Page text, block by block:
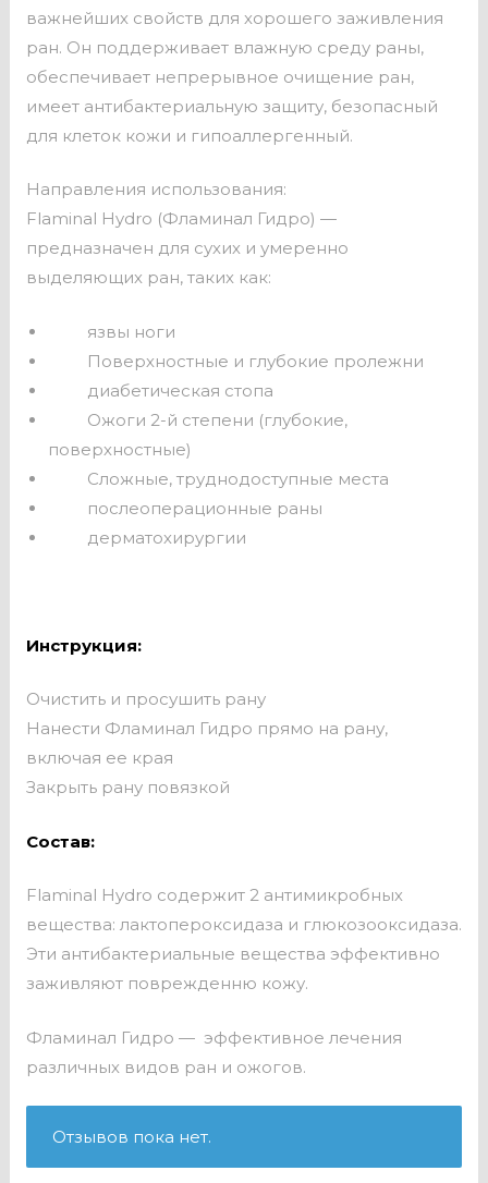
важнейших свойств для хорошего заживления
ран. Он поддерживает влажную среду раны,
обеспечивает непрерывное очищение ран,
имеет антибактериальную защиту, безопасный
для клеток кожи и гипоаллергенный.
Направления использования:
Flaminal Hydro (Фламинал Гидро) —
предназначен для сухих и умеренно
выделяющих ран, таких как:
язвы ноги
Поверхностные и глубокие пролежни
диабетическая стопа
Ожоги 2-й степени (глубокие,
поверхностные)
Сложные, труднодоступные места
послеоперационные раны
дерматохирургии
Инструкция:
Очистить и просушить рану
Нанести Фламинал Гидро прямо на рану,
включая ее края
Закрыть рану повязкой
Состав:
Flaminal Hydro содержит 2 антимикробных
вещества: лактопероксидаза и глюкозооксидаза.
Эти антибактериальные вещества эффективно
заживляют поврежденню кожу.
Фламинал Гидро — эффективное лечения
различных видов ран и ожогов.
Отзывов пока нет.